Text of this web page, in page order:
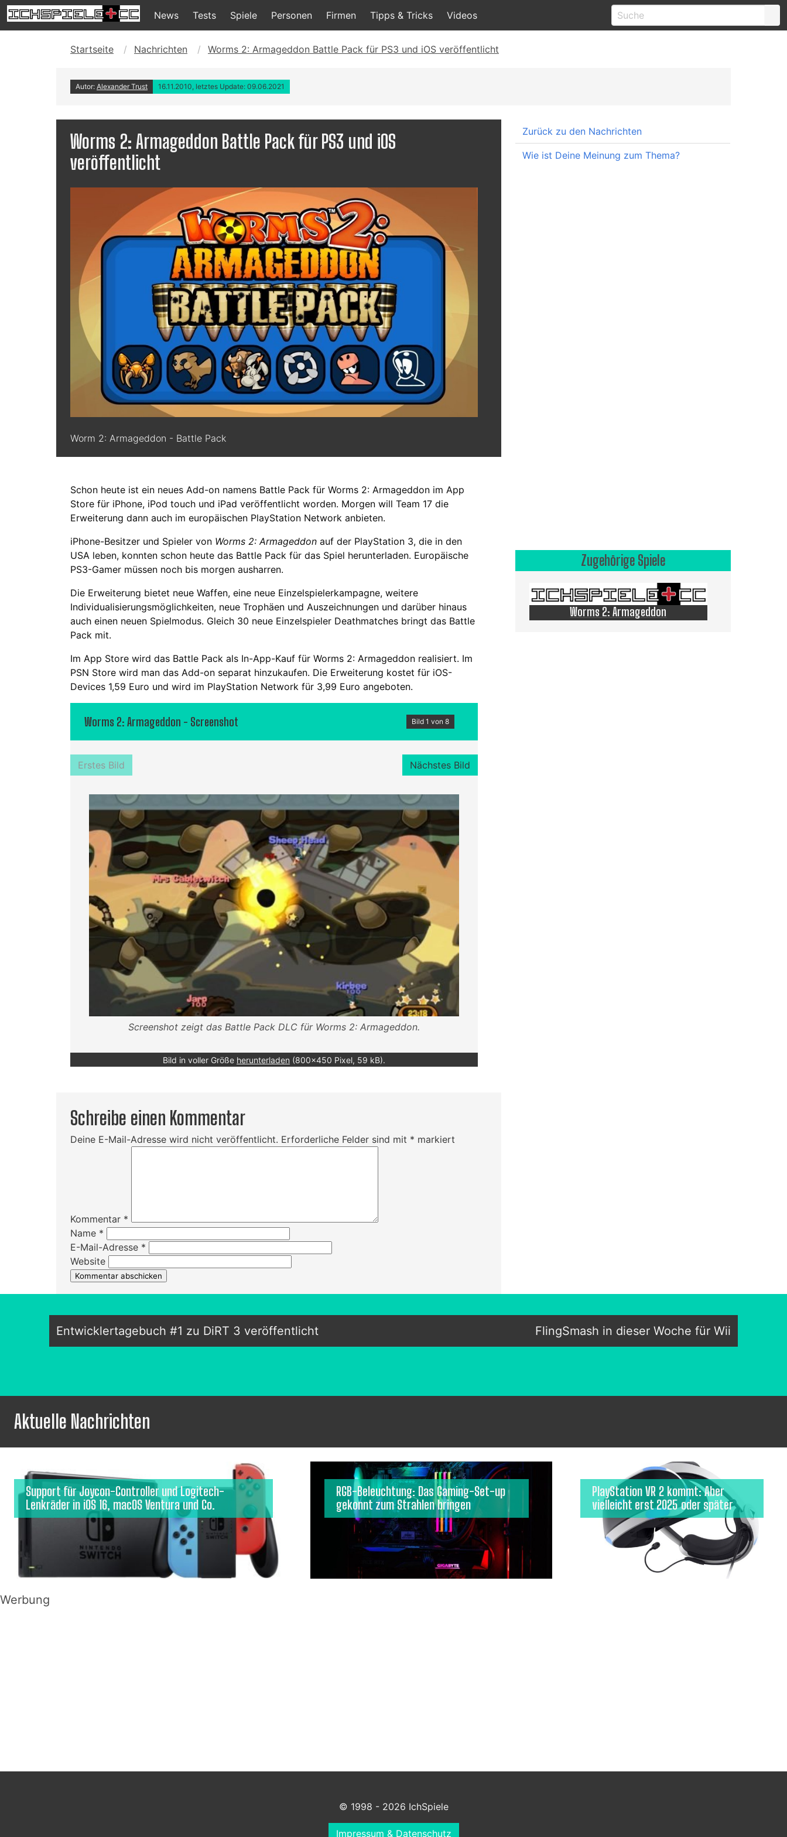
News Tests Spiele Personen Firmen Tipps & Tricks Videos
Startseite Nachrichten Worms 2: Armageddon Battle Pack für PS3 und iOS veröffentlicht
Autor: Alexander Trust 16.11.2010, letztes Update: 09.06.2021
Worms 2: Armageddon Battle Pack für PS3 und iOS
veröffentlicht
Worm 2: Armageddon - Battle Pack
Schon heute ist ein neues Add-on namens Battle Pack für Worms 2: Armageddon im App
Store für iPhone, iPod touch und iPad veröffentlicht worden. Morgen will Team 17 die
Erweiterung dann auch im europäischen PlayStation Network anbieten.
iPhone-Besitzer und Spieler von Worms 2: Armageddon auf der PlayStation 3, die in den
USA leben, konnten schon heute das Battle Pack für das Spiel herunterladen. Europäische
PS3-Gamer müssen noch bis morgen ausharren.
Die Erweiterung bietet neue Waffen, eine neue Einzelspielerkampagne, weitere
Individualisierungsmöglichkeiten, neue Trophäen und Auszeichnungen und darüber hinaus
auch einen neuen Spielmodus. Gleich 30 neue Einzelspieler Deathmatches bringt das Battle
Pack mit.
Im App Store wird das Battle Pack als In-App-Kauf für Worms 2: Armageddon realisiert. Im
PSN Store wird man das Add-on separat hinzukaufen. Die Erweiterung kostet für iOS-
Devices 1,59 Euro und wird im PlayStation Network für 3,99 Euro angeboten.
Worms 2: Armageddon - Screenshot Bild 1 von 8
Erstes Bild Nächstes Bild
Screenshot zeigt das Battle Pack DLC für Worms 2: Armageddon.
Bild in voller Größe herunterladen (800x450 Pixel, 59 kB).
Schreibe einen Kommentar
Deine E-Mail-Adresse wird nicht veröffentlicht. Erforderliche Felder sind mit * markiert
Kommentar *
Name *
E-Mail-Adresse *
Website
Zurück zu den Nachrichten
Wie ist Deine Meinung zum Thema?
Zugehörige Spiele
Worms 2: Armageddon
Entwicklertagebuch #1 zu DiRT 3 veröffentlicht FlingSmash in dieser Woche für Wii
Aktuelle Nachrichten
Support für Joycon-Controller und Logitech-
Lenkräder in iOS 16, macOS Ventura und Co.
RGB-Beleuchtung: Das Gaming-Set-up
gekonnt zum Strahlen bringen
PlayStation VR 2 kommt: Aber
vielleicht erst 2025 oder später
Werbung
© 1998 - 2026 IchSpiele
Impressum & Datenschutz